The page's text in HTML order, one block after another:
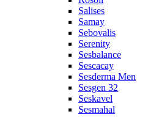
Salises
Samay
Sebovalis
Serenity
Sesbalance
Sescacay
Sesderma Men
Sesgen 32
Seskavel
Sesmahal